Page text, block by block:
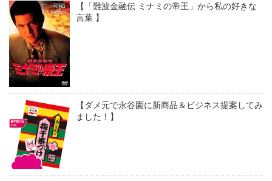
【「難波金融伝 ミナミの帝王」から私の好きな
言葉 】
【ダメ元で永谷園に新商品＆ビジネス提案してみ
ました！】